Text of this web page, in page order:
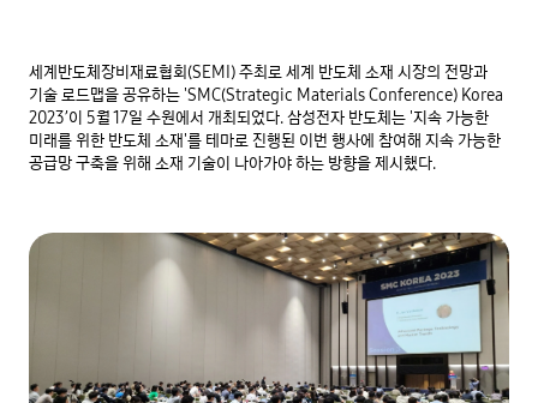
세계반도체장비재료협회(SEMI) 주최로 세계 반도체 소재 시장의 전망과
기술 로드맵을 공유하는 'SMC(Strategic Materials Conference) Korea
2023’이 5월 17일 수원에서 개최되었다. 삼성전자 반도체는 '지속 가능한
미래를 위한 반도체 소재'를 테마로 진행된 이번 행사에 참여해 지속 가능한
공급망 구축을 위해 소재 기술이 나아가야 하는 방향을 제시했다.